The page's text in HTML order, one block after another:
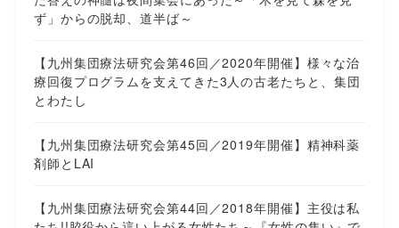
ず」からの脱却、道半ば～
【九州集団療法研究会第46回／2020年開催】様々な治
療回復プログラムを支えてきた3人の古老たちと、集団
とわたし
【九州集団療法研究会第45回／2019年開催】精神科薬
剤師とLAI
【九州集団療法研究会第44回／2018年開催】主役は私